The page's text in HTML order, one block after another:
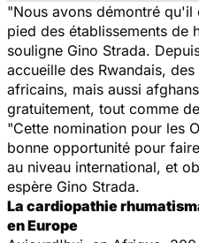
"Nous avons démontré
pied des établissements de
souligne Gino Strada.
accueille des Rwandais,
africains, mais aussi
gratuitement, tout comme
"Cette nomination pour les
bonne opportunité pour
au niveau international, et
espère Gino Strada.
La cardiopathie
en Europe